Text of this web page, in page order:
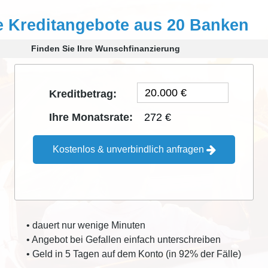
Kreditangebote aus 20 Banken
Finden Sie Ihre Wunschfinanzierung
Kreditbetrag:
Ihre Monatsrate:
272 €
Kostenlos & unverbindlich anfragen
• dauert nur wenige Minuten
• Angebot bei Gefallen einfach unterschreiben
• Geld in 5 Tagen auf dem Konto (in 92% der Fälle)